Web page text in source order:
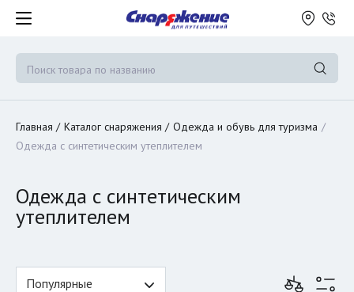
Главная Каталог снаряжения
Одежда и обувь для туризма
Одежда с синтетическим утеплителем
Одежда с синтетическим
утеплителем
Популярные